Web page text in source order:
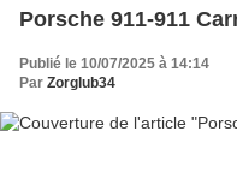
Porsche 911-911
Publié le 10/07/2025 à 14:14
Par Zorglub34